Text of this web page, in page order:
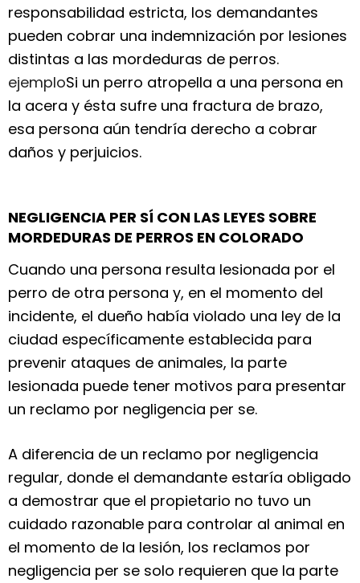
responsabilidad estricta, los demandantes
pueden cobrar una indemnización por lesiones
distintas a las mordeduras de perros.
ejemploSi un perro atropella a una persona en
la acera y ésta sufre una fractura de brazo,
esa persona aún tendría derecho a cobrar
daños y perjuicios.
NEGLIGENCIA PER SÍ CON LAS LEYES SOBRE
MORDEDURAS DE PERROS EN COLORADO
Cuando una persona resulta lesionada por el
perro de otra persona y, en el momento del
incidente, el dueño había violado una ley de la
ciudad específicamente establecida para
prevenir ataques de animales, la parte
lesionada puede tener motivos para presentar
un reclamo por negligencia per se.
A diferencia de un reclamo por negligencia
regular, donde el demandante estaría obligado
a demostrar que el propietario no tuvo un
cuidado razonable para controlar al animal en
el momento de la lesión, los reclamos por
negligencia per se solo requieren que la parte